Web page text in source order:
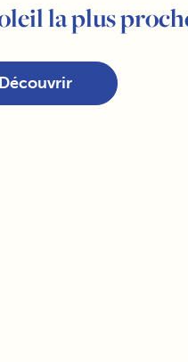
la plus
Découvrir